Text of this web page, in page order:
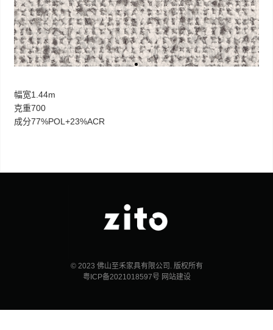
幅宽1.44m
克重700
成分77%POL+23%ACR
© 2023 佛山至禾家具有限公司. 版权所有
粤ICP备2021018597号 网站建设